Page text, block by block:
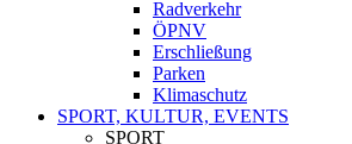
Radverkehr
ÖPNV
Erschließung
Parken
Klimaschutz
SPORT, KULTUR, EVENTS
SPORT